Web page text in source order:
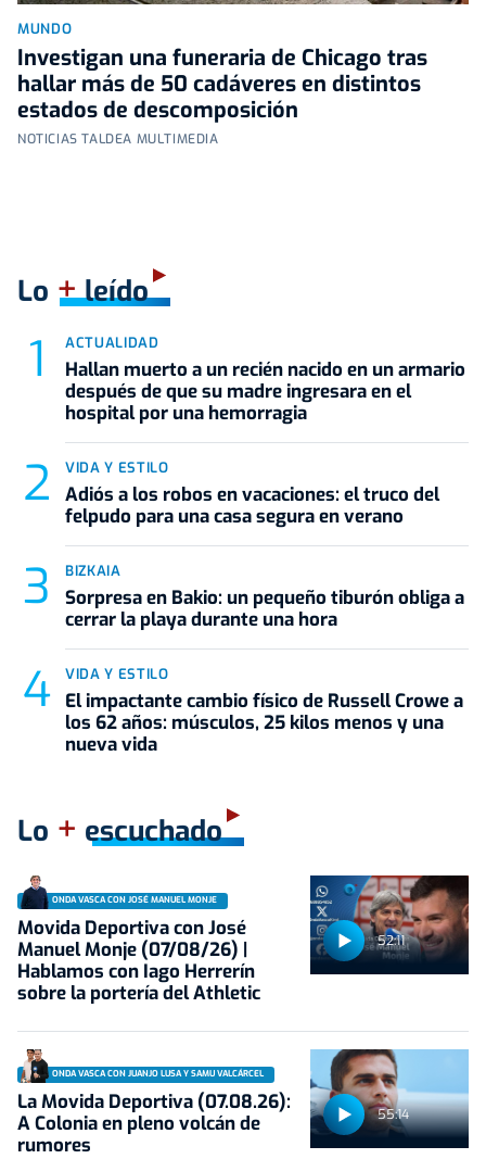
MUNDO
Investigan una funeraria de Chicago tras
hallar más de 50 cadáveres en distintos
estados de descomposición
NOTICIAS TALDEA MULTIMEDIA
Lo +leído
ACTUALIDAD
Hallan muerto a un recién nacido en un armario
después de que su madre ingresara en el
hospital por una hemorragia
VIDA Y ESTILO
Adiós a los robos en vacaciones: el truco del
felpudo para una casa segura en verano
BIZKAIA
Sorpresa en Bakio: un pequeño tiburón obliga a
cerrar la playa durante una hora
VIDA Y ESTILO
El impactante cambio físico de Russell Crowe a
los 62 años: músculos, 25 kilos menos y una
nueva vida
Lo + escuchado
52:11
ONDA VASCA CON JOSÉ MANUEL MONJE
Movida Deportiva con José
Manuel Monje (07/08/26) |
Hablamos con Iago Herrerín
sobre la portería del Athletic
55:14
ONDA VASCA CON JUANJO LUSA Y SAMU VALCÁRCEL
La Movida Deportiva (07.08.26):
A Colonia en pleno volcán de
rumores